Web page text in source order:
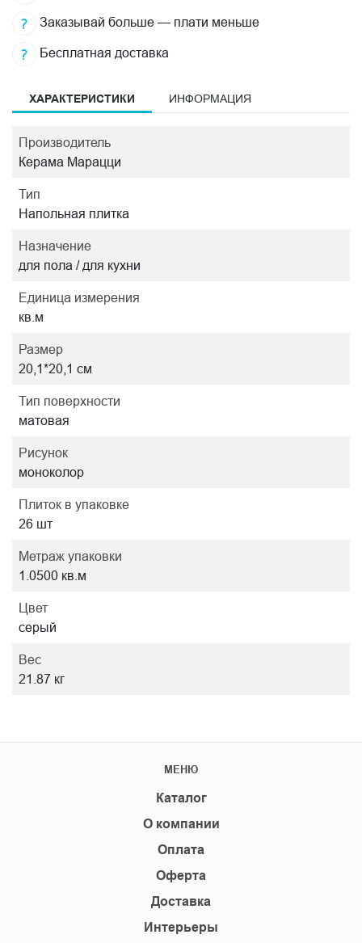
Заказывай больше — плати меньше
Бесплатная доставка
ХАРАКТЕРИСТИКИ ИНФОРМАЦИЯ
Производитель
Керама Марацци
Тип
Напольная плитка
Назначение
для пола / для кухни
Единица измерения
кв.м
Размер
20,1*20,1 см
Тип поверхности
матовая
Рисунок
моноколор
Плиток в упаковке
26 шт
Метраж упаковки
1.0500 кв.м
Цвет
серый
Вес
21.87 кг
МЕНЮ
Каталог
О компании
Оплата
Оферта
Доставка
Интерьеры